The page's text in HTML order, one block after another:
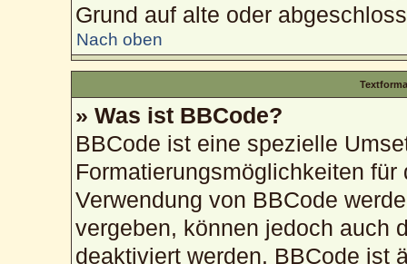
Grund auf alte oder
Nach oben
» Was ist BBCode?
BBCode ist eine spezielle
Formatierungsmöglichkeiten
Verwendung von BBCode
vergeben, können jedoch auch
deaktiviert werden. BBCode ist